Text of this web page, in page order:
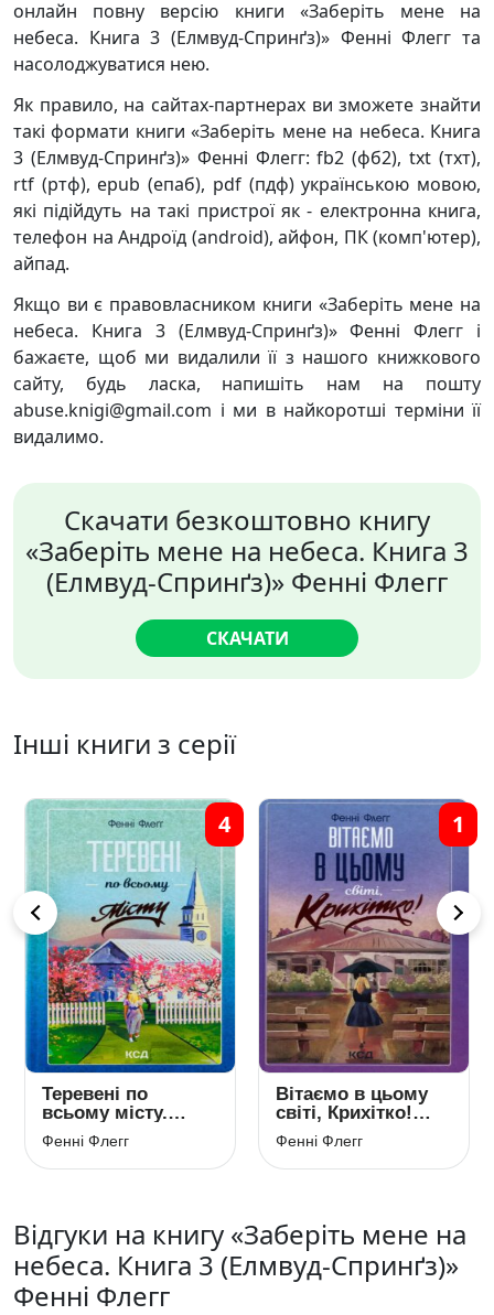
онлайн повну версію книги «Заберіть мене на
небеса. Книга 3 (Елмвуд-Спринґз)» Фенні Флегг та
насолоджуватися нею.
Як правило, на сайтах-партнерах ви зможете знайти
такі формати книги «Заберіть мене на небеса. Книга
3 (Елмвуд-Спринґз)» Фенні Флегг: fb2 (фб2), txt (тхт),
rtf (ртф), epub (епаб), pdf (пдф) українською мовою,
які підійдуть на такі пристрої як - електронна книга,
телефон на Андроїд (android), айфон, ПК (комп'ютер),
айпад.
Якщо ви є правовласником книги «Заберіть мене на
небеса. Книга 3 (Елмвуд-Спринґз)» Фенні Флегг і
бажаєте, щоб ми видалили її з нашого книжкового
сайту, будь ласка, напишіть нам на пошту
abuse.knigi@gmail.com і ми в найкоротші терміни її
видалимо.
Скачати безкоштовно книгу
«Заберіть мене на небеса. Книга 3
(Елмвуд-Спринґз)» Фенні Флегг
СКАЧАТИ
Інші книги з серії
Теревені по
всьому місту.
Книга 4 (Елмвуд-
Спринґз)
Фенні Флегг
4
Вітаємо в цьому
світі, Крихітко!
Книга 1 (Елмвуд-
Спринґз)
Фенні Флегг
1
Відгуки на книгу «Заберіть мене на
небеса. Книга 3 (Елмвуд-Спринґз)»
Фенні Флегг